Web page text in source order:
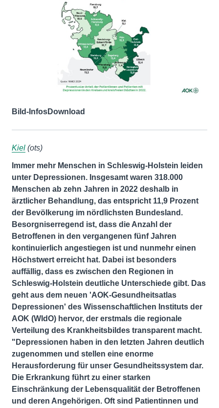
Bild-InfosDownload
Kiel (ots)
Immer mehr Menschen in Schleswig-Holstein leiden
unter Depressionen. Insgesamt waren 318.000
Menschen ab zehn Jahren in 2022 deshalb in
ärztlicher Behandlung, das entspricht 11,9 Prozent
der Bevölkerung im nördlichsten Bundesland.
Besorgniserregend ist, dass die Anzahl der
Betroffenen in den vergangenen fünf Jahren
kontinuierlich angestiegen ist und nunmehr einen
Höchstwert erreicht hat. Dabei ist besonders
auffällig, dass es zwischen den Regionen in
Schleswig-Holstein deutliche Unterschiede gibt. Das
geht aus dem neuen 'AOK-Gesundheitsatlas
Depressionen' des Wissenschaftlichen Instituts der
AOK (WIdO) hervor, der erstmals die regionale
Verteilung des Krankheitsbildes transparent macht.
"Depressionen haben in den letzten Jahren deutlich
zugenommen und stellen eine enorme
Herausforderung für unser Gesundheitssystem dar.
Die Erkrankung führt zu einer starken
Einschränkung der Lebensqualität der Betroffenen
und deren Angehörigen. Oft sind Patientinnen und